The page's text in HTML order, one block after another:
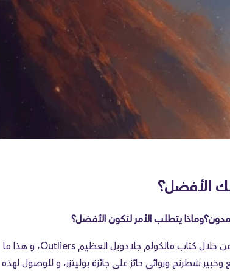
الأفضل؟
وماذا يتطلب الأمر لتكون الأفضل؟
الإجابة غير المألوفة هي 10000 ساعة، وقد اشتهرت من خلال كتاب مالكولم جلادويل العظيم Outliers، و هذا ما
شطرنج وروائي حائز على جائزة بوليتزر، و للوصول لهذه